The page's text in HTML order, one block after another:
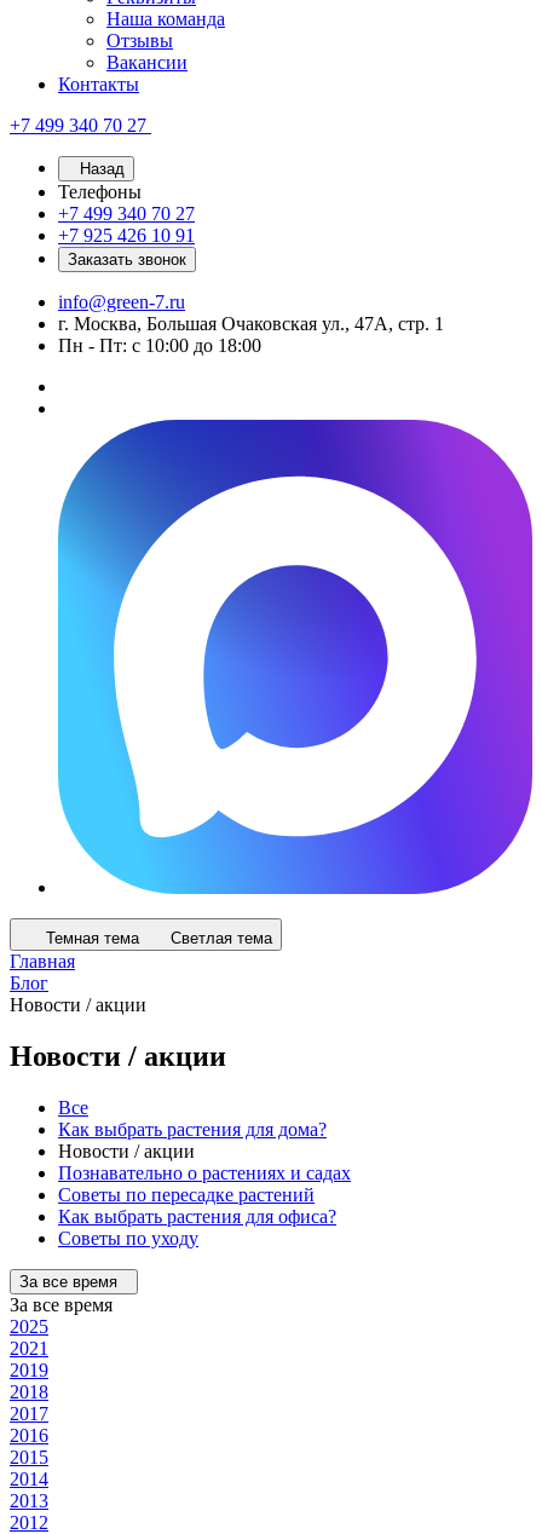
Наша команда
Отзывы
Вакансии
Контакты
+7 499 340 70 27
Назад
Телефоны
+7 499 340 70 27
+7 925 426 10 91
Заказать звонок
info@green-7.ru
г. Москва, Большая Очаковская ул., 47А, стр. 1
Пн - Пт: с 10:00 до 18:00
Темная тема Светлая тема
Главная
Блог
Новости / акции
Новости / акции
Все
Как выбрать растения для дома?
Новости / акции
Познавательно о растениях и садах
Советы по пересадке растений
Как выбрать растения для офиса?
Советы по уходу
За все время
За все время
2025
2021
2019
2018
2017
2016
2015
2014
2013
2012